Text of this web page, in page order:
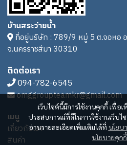
เว็บไซต์นี้มีการใช้งานคุกกี้ เพื่อ
ประสบการณ์ที่ดีในการใช้งานเว็บไ
อ่านรายละเอียดเพิ่มเติมได้ที่ นโยบ
นโยบายคุกกี้
บ้านสระว่ายน้ำ
ที่อยู่บริษัท : 789/9 หมู่ 5 ต.จอหอ อ
จ.นครราชสีมา 30310
ติดต่อเรา
094-782-6545
omggroupteamkr@gmail.com
เมนู
เกี่ยวกับเรา
สินค้า